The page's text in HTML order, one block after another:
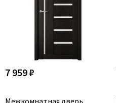
7 959 ₽
Межкомнатная дверь